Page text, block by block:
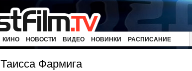
КИНО НОВОСТИ ВИДЕО НОВИНКИ РАСПИСАНИЕ
Таисса Фармига